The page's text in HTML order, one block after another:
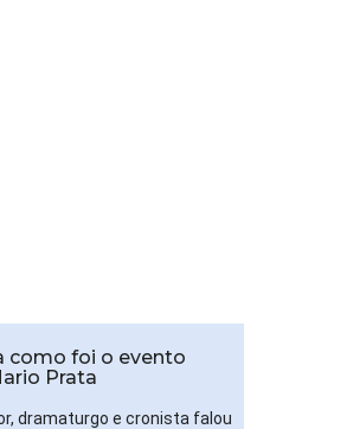
como foi o evento
Prata
dramaturgo e cronista falou